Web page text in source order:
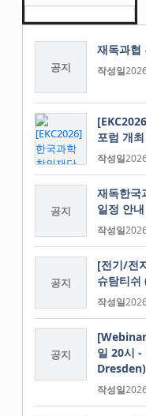
공지
재독과협
작성일
포럼 개
작성일
공지
재독한국
일정 안내
작성일
공지
[전기/전
슈탐티쉬
작성일
공지
일 20시 -
Dresden)
작성일